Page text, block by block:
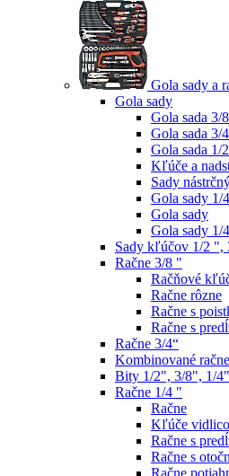
Gola sady a
Gola sady
Gola sada 3/
Gola sada 3/
Gola sada 1/
Kľúče a
Sady
Gola sady 1/
Gola sady
Gola sady
Sady kľúčov 1/2 ",
Račne 3/8 "
Račňové
Račne rôzne
Račne s
Račne s
Račne 3/4“
Kombinované račne
Bity 1/2", 3/8", 1/4"
Račne 1/4 "
Račne
Kľúče
Račne s
Račne s
Račne